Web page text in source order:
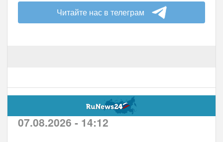
Читайте нас в телеграм
07.08.2026 - 14:12